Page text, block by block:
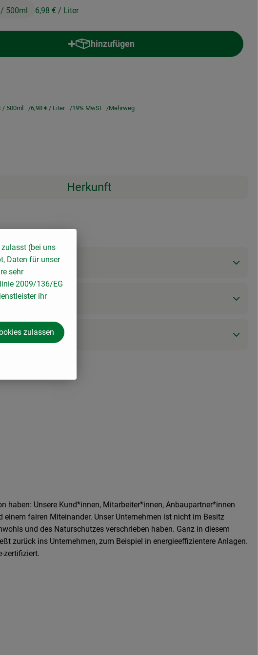
/ 500ml 6,98 € / Liter
hinzufügen
Produkt zum Warenkorb hinzufügen
/ 500ml 6,98 € / Liter 19% MwSt Mehrweg
Herkunft
Unsere Kund*innen, Mitarbeiter*innen, Anbaupartner*innen
fairen Miteinander. Unser Unternehmen ist nicht im Besitz
und des Naturschutzes verschrieben haben. Ganz in diesem
zurück ins Unternehmen, zum Beispiel in energieeffizientere Anlagen.
zertifiziert.
zulasst (bei uns
Daten für unser
sehr
2009/136/EG
ihr
zulassen